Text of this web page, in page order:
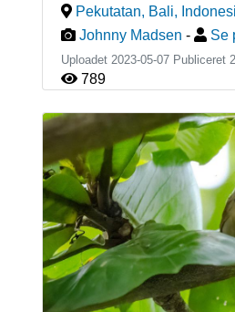
Pekutatan, Bali,
Johnny Madsen - Se
Uploadet 2023-05-07 Publiceret
789